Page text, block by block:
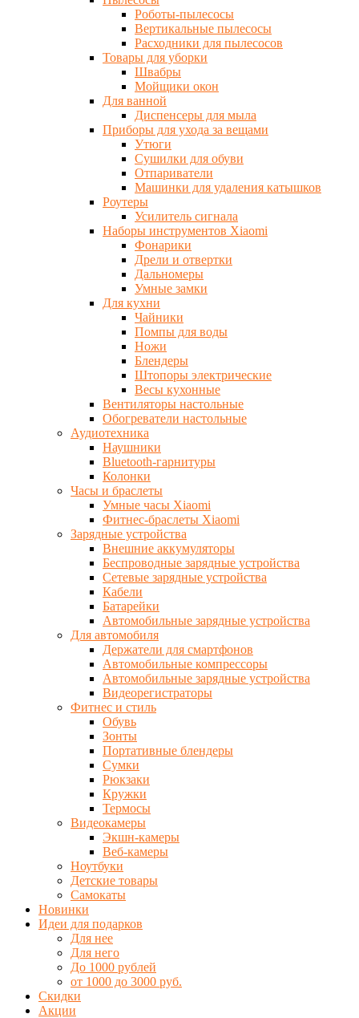
Роботы-пылесосы
Вертикальные пылесосы
Расходники для пылесосов
Товары для уборки
Швабры
Мойщики окон
Для ванной
Диспенсеры для мыла
Приборы для ухода за вещами
Утюги
Сушилки для обуви
Отпариватели
Машинки для удаления катышков
Роутеры
Усилитель сигнала
Наборы инструментов Xiaomi
Фонарики
Дрели и отвертки
Дальномеры
Умные замки
Для кухни
Чайники
Помпы для воды
Ножи
Блендеры
Штопоры электрические
Весы кухонные
Вентиляторы настольные
Обогреватели настольные
Аудиотехника
Наушники
Bluetooth-гарнитуры
Колонки
Часы и браслеты
Умные часы Xiaomi
Фитнес-браслеты Xiaomi
Зарядные устройства
Внешние аккумуляторы
Беспроводные зарядные устройства
Сетевые зарядные устройства
Кабели
Батарейки
Автомобильные зарядные устройства
Для автомобиля
Держатели для смартфонов
Автомобильные компрессоры
Автомобильные зарядные устройства
Видеорегистраторы
Фитнес и стиль
Обувь
Зонты
Портативные блендеры
Сумки
Рюкзаки
Кружки
Термосы
Видеокамеры
Экшн-камеры
Веб-камеры
Ноутбуки
Детские товары
Самокаты
Новинки
Идеи для подарков
Для нее
Для него
До 1000 рублей
от 1000 до 3000 руб.
Скидки
Акции